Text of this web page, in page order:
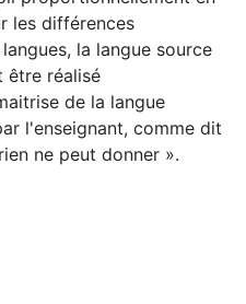
les différences
la langue source
être réalisé
de la langue
l'enseignant, comme dit
ne peut donner ».